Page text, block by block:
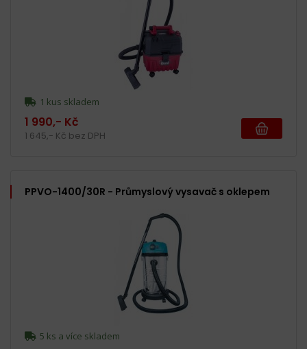
1 kus skladem
1 990,- Kč
1 645,- Kč bez DPH
PPVO-1400/30R - Průmyslový vysavač s oklepem
5 ks a více skladem